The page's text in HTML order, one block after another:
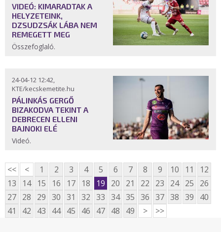
VIDEÓ: KIMARADTAK A
HELYZETEINK,
DZSUDZSÁK LÁBA NEM
REMEGETT MEG
Összefoglaló.
24-04-12 12:42,
KTE/kecskemetite.hu
PÁLINKÁS GERGŐ
BIZAKODVA TEKINT A
DEBRECEN ELLENI
BAJNOKI ELÉ
Videó.
<< < 1 2 3 4 5 6 7 8 9 10 11
12
13
14 15 16 17 18 19 20 21 22 23 24 25
26
27 28 29 30 31 32 33 34 35 36 37 38 39
40
41
42 43 44 45 46 47 48 49 > >>